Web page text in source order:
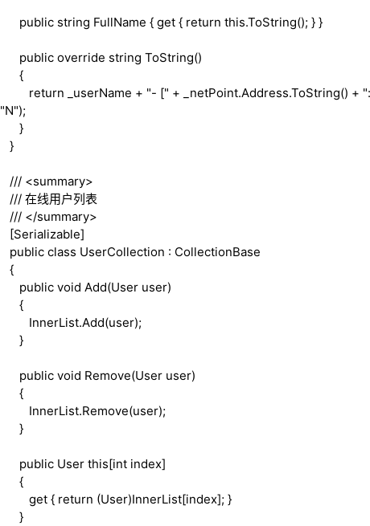
public string FullName { get { return this.ToString(); } }
public override string ToString()
{
return _userName + "- [" + _netPoint.Address.ToString()
"N");
}
}
/// <summary>
/// 在线用户列表
/// </summary>
[Serializable]
public class UserCollection : CollectionBase
{
public void Add(User user)
{
InnerList.Add(user);
}
public void Remove(User user)
{
InnerList.Remove(user);
}
public User this[int index]
{
get { return (User)InnerList[index]; }
}